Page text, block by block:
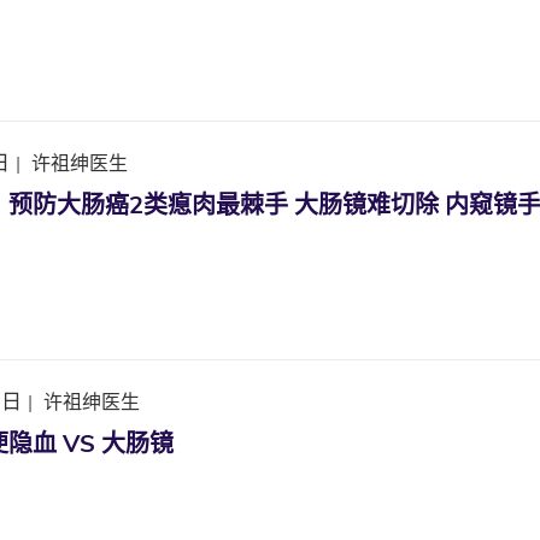
| 许祖绅医生
防大肠癌2类瘜肉最棘手 大肠镜难切除 内窥镜
| 许祖绅医生
血 VS 大肠镜